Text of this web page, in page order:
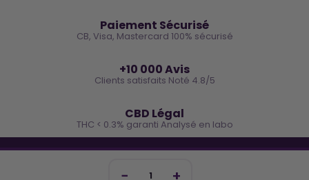
Paiement Sécurisé
CB, Visa, Mastercard 100% sécurisé
+10 000 Avis
Clients satisfaits Noté 4.8/5
CBD Légal
THC < 0.3% garanti Analysé en labo
Inscris-toi et reçois -10€ sur ta prochaine commande